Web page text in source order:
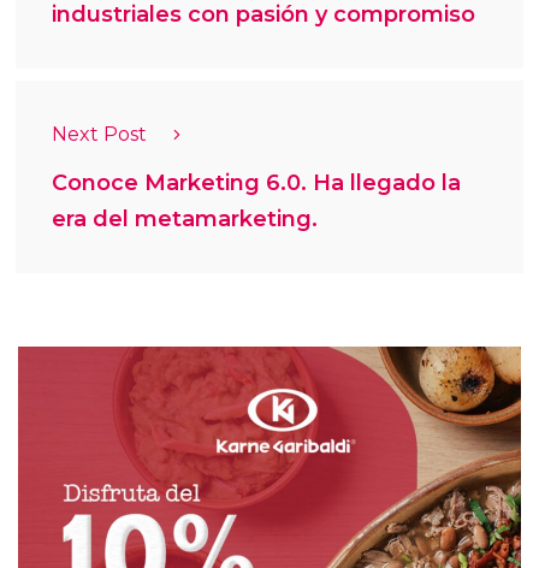
industriales con pasión y compromiso
Next Post
Conoce Marketing 6.0. Ha llegado la
era del metamarketing.